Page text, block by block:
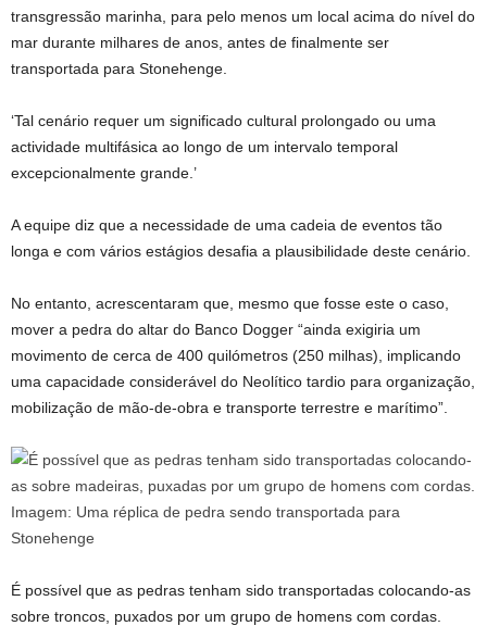
transgressão marinha, para pelo menos um local acima do nível do
mar durante milhares de anos, antes de finalmente ser
transportada para Stonehenge.
‘Tal cenário requer um significado cultural prolongado ou uma
actividade multifásica ao longo de um intervalo temporal
excepcionalmente grande.’
A equipe diz que a necessidade de uma cadeia de eventos tão
longa e com vários estágios desafia a plausibilidade deste cenário.
No entanto, acrescentaram que, mesmo que fosse este o caso,
mover a pedra do altar do Banco Dogger “ainda exigiria um
movimento de cerca de 400 quilómetros (250 milhas), implicando
uma capacidade considerável do Neolítico tardio para organização,
mobilização de mão-de-obra e transporte terrestre e marítimo”.
É possível que as pedras tenham sido transportadas colocando-as
sobre troncos, puxados por um grupo de homens com cordas.